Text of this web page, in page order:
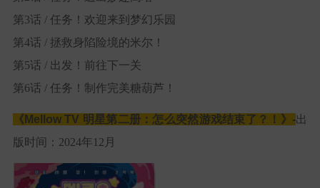
第3话 / 任务！欢迎来到梦幻乐园
第4话 / 拯救身陷险境的米尔！
第5话 / 出发！前往下一关
第6话 / 任务！制作完美糖葫芦！
《 Mellow TV 明星第二册： 怎么突然游戏结束了？！》-出
版时间：2024年12月